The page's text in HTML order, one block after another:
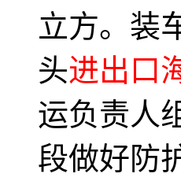
立方。装
头进出口
运负责人
段做好防